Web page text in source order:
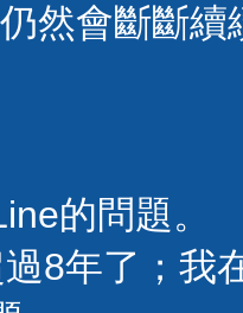
然會斷斷續
的問題。
8年了；我